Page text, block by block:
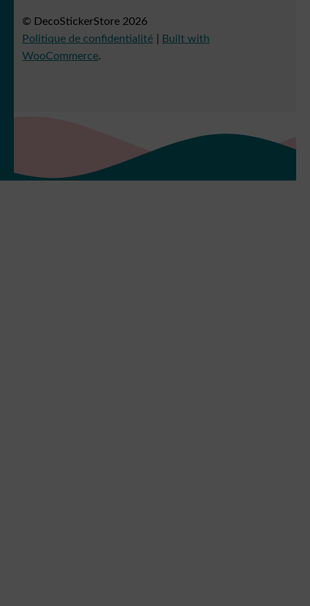
© DecoStickerStore 2026
Politique de confidentialité
Built with
WooCommerce.